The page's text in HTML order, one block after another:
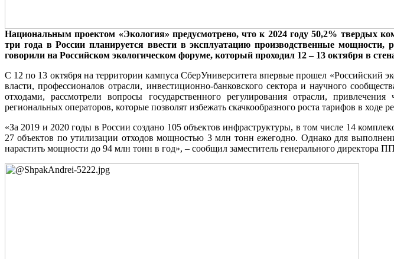
Национальным проектом «Экология» предусмотрено, что к 2024 году 50,2% твердых
три года в России планируется ввести в эксплуатацию производственные
говорили на Российском экологическом форуме, который проходил 12 – 13 октября в
С 12 по 13 октября на территории кампуса СберУниверситета впервые прошел «Российский
власти, профессионалов отрасли, инвестиционно-банковского сектора и научного
отходами, рассмотрели вопросы государственного регулирования отрасли,
региональных операторов, которые позволят избежать скачкообразного роста тарифов в ходе
«За 2019 и 2020 годы в России создано 105 объектов инфраструктуры, в том числе 14
27 объектов по утилизации отходов мощностью 3 млн тонн ежегодно. Однако для
нарастить мощности до 94 млн тонн в год», – сообщил заместитель генерального